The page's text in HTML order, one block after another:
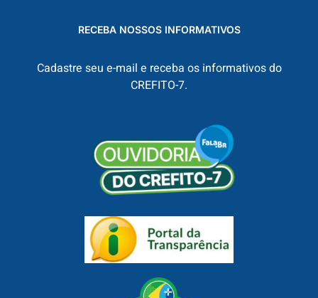
RECEBA NOSSOS INFORMATIVOS
Cadastre seu e-mail e receba os informativos do
CREFITO-7.